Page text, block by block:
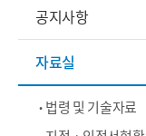
공지사항
자료실
법령 및 기술자료